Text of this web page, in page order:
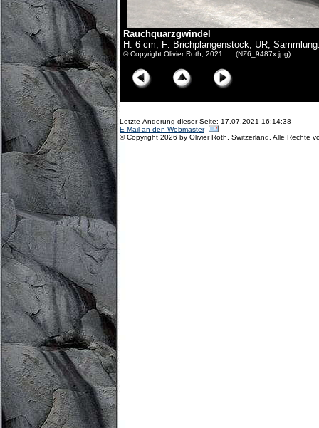
Rauchquarzgwindel
H: 6 cm; F: Brichplangenstock, UR;
© Copyright Olivier Roth, 2021. (NZ6_9487x.jpg)
Letzte Änderung dieser Seite: 17.07.2021 16:14:38
E-Mail an den Webmaster
© Copyright 2026 by Olivier Roth, Switzerland. Alle Rechte